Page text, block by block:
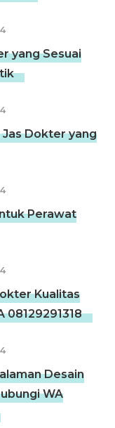
yang Sesuai
Dokter yang
Perawat
Kualitas
08129291318
Desain
WA